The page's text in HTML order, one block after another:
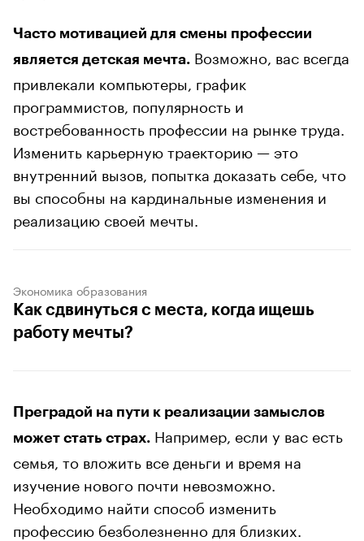
Часто мотивацией для смены профессии
является детская мечта. Возможно, вас всегда
привлекали компьютеры, график
программистов, популярность и
востребованность профессии на рынке труда.
Изменить карьерную траекторию — это
внутренний вызов, попытка доказать себе, что
вы способны на кардинальные изменения и
реализацию своей мечты.
Экономика образования
Как сдвинуться с места, когда ищешь
работу мечты?
Преградой на пути к реализации замыслов
может стать страх. Например, если у вас есть
семья, то вложить все деньги и время на
изучение нового почти невозможно.
Необходимо найти способ изменить
профессию безболезненно для близких.